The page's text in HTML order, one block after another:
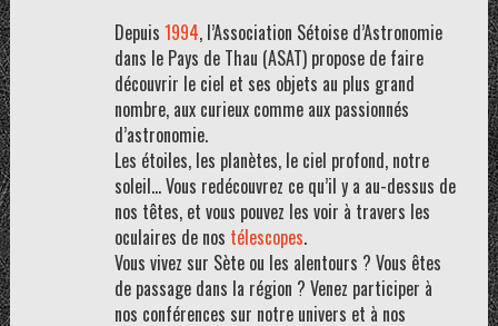
Depuis 1994, l’Association Sétoise d’Astronomie
dans le Pays de Thau (ASAT) propose de faire
découvrir le ciel et ses objets au plus grand
nombre, aux curieux comme aux passionnés
d’astronomie.
Les étoiles, les planètes, le ciel profond, notre
soleil… Vous redécouvrez ce qu’il y a au-dessus de
nos têtes, et vous pouvez les voir à travers les
oculaires de nos télescopes.
Vous vivez sur Sète ou les alentours ? Vous êtes
de passage dans la région ? Venez participer à
nos conférences sur notre univers et à nos